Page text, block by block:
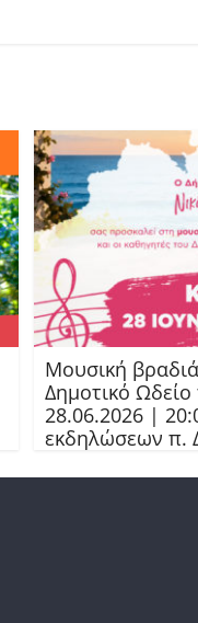
Μουσική
Δημοτικό
28.06.2026 |
εκδηλώσεων π.